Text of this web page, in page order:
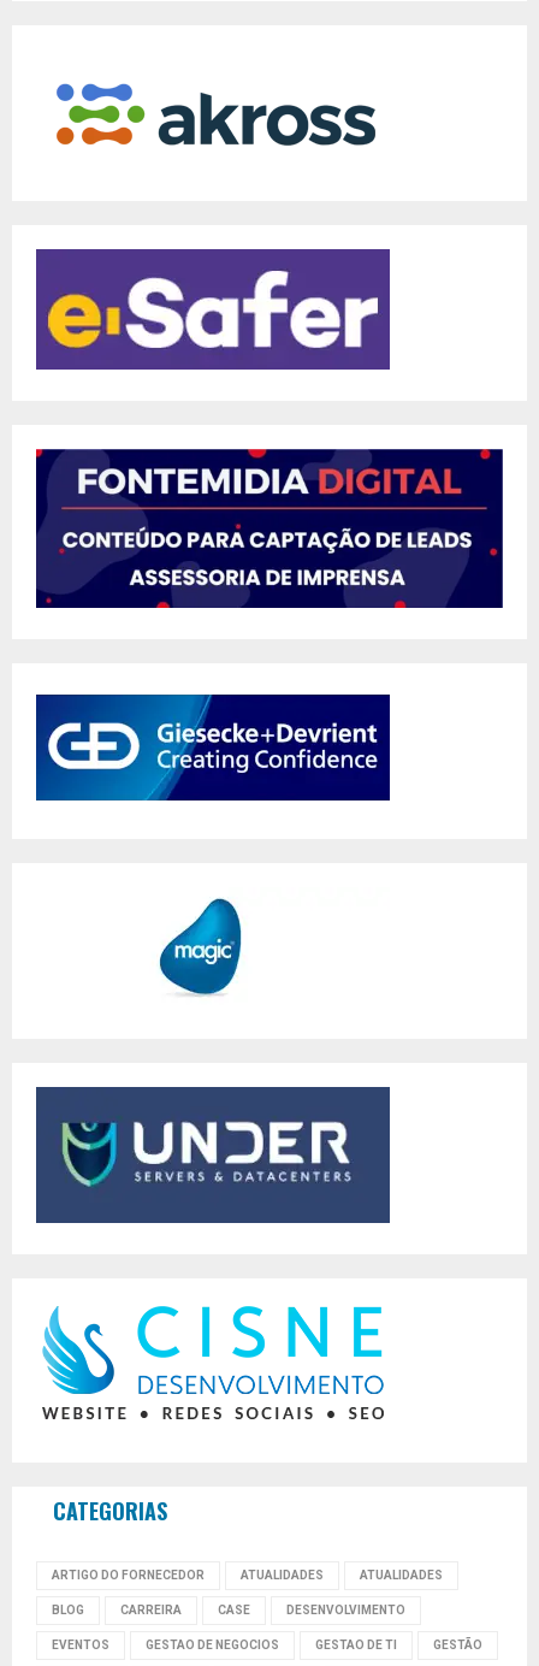
CATEGORIAS
ARTIGO DO FORNECEDOR ATUALIDADES ATUALIDADES
BLOG CARREIRA CASE DESENVOLVIMENTO
EVENTOS GESTAO DE NEGOCIOS GESTAO DE TI GESTÃO